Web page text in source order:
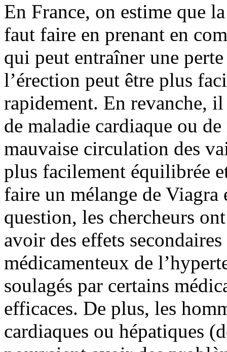
En France, on estime que
faut faire en prenant en
qui peut entraîner une
l’érection peut être plus
rapidement. En revanche,
de maladie cardiaque ou
mauvaise circulation des
plus facilement équilibrée
faire un mélange de Viagra
question, les chercheurs
avoir des effets
médicamenteux de
soulagés par certains
efficaces. De plus, les
cardiaques ou hépatiques